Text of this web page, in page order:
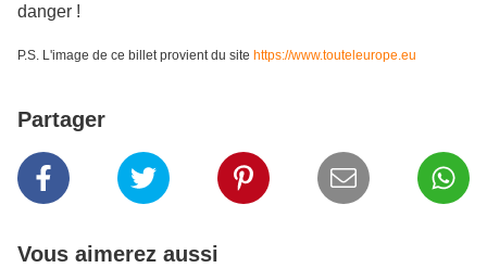
danger !
P.S. L'image de ce billet provient du site https://www.touteleurope.eu
Partager
Vous aimerez aussi